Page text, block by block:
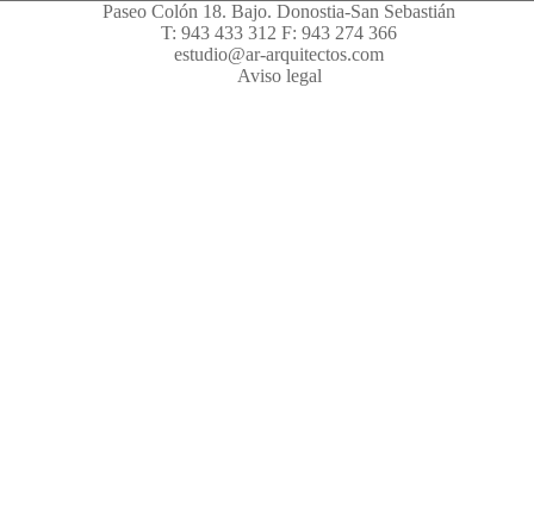
Paseo Colón 18. Bajo. Donostia-San Sebastián
T: 943 433 312 F: 943 274 366
estudio@ar-arquitectos.com
Aviso legal